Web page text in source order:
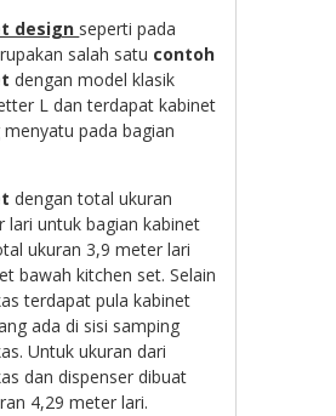
design seperti pada
salah satu contoh
dengan model klasik
L dan terdapat kabinet
menyatu pada bagian
dengan total ukuran
lari untuk bagian kabinet
ukuran 3,9 meter lari
bawah kitchen set. Selain
terdapat pula kabinet
ada di sisi samping
Untuk ukuran dari
dan dispenser dibuat
4,29 meter lari.